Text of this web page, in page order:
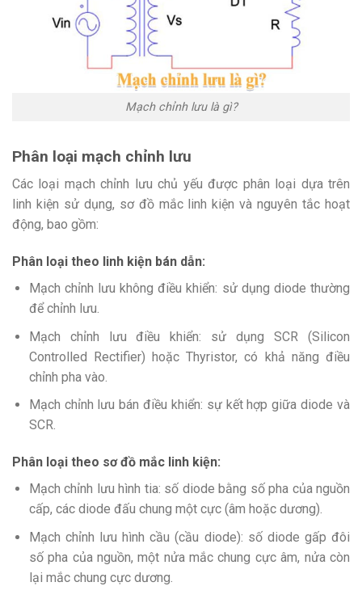
Mạch chỉnh lưu là gì?
Phân loại mạch chỉnh lưu
Các loại mạch chỉnh lưu chủ yếu được phân loại dựa trên
linh kiện sử dụng, sơ đồ mắc linh kiện và nguyên tắc hoạt
động, bao gồm:
Phân loại theo linh kiện bán dẫn:
Mạch chỉnh lưu không điều khiển: sử dụng diode thường
để chỉnh lưu.
Mạch chỉnh lưu điều khiển: sử dụng SCR (Silicon
Controlled Rectifier) hoặc Thyristor, có khả năng điều
chỉnh pha vào.
Mạch chỉnh lưu bán điều khiển: sự kết hợp giữa diode và
SCR.
Phân loại theo sơ đồ mắc linh kiện:
Mạch chỉnh lưu hình tia: số diode bằng số pha của nguồn
cấp, các diode đấu chung một cực (âm hoặc dương).
Mạch chỉnh lưu hình cầu (cầu diode): số diode gấp đôi
số pha của nguồn, một nửa mắc chung cực âm, nửa còn
lại mắc chung cực dương.